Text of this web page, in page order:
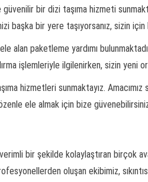
bir dizi taşıma hizmeti
başka bir yere taşıyorsanız, sizin için
alan paketleme yardımı
işlemleriyle ilgilenirken, sizin yeni
hizmetleri sunmaktayız.
özenle ele almak için bize
bir şekilde kolaylaştıran birçok
oluşan ekibimiz,